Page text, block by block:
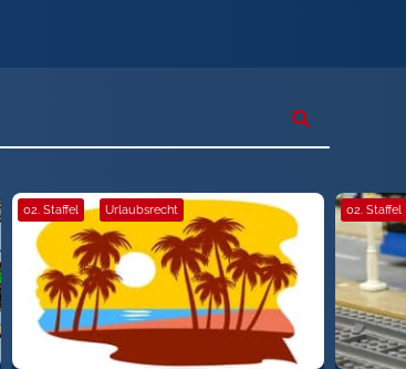
02. Staffel · Urlaubsrecht 02. Staffel